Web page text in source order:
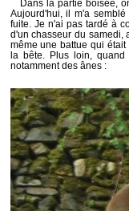
Dans la partie boisée,
Aujourd'hui, il m'a
fuite. Je n'ai pas tardé à
d'un chasseur du samedi,
même une battue qui
la bête. Plus loin, quand
notamment des ânes :